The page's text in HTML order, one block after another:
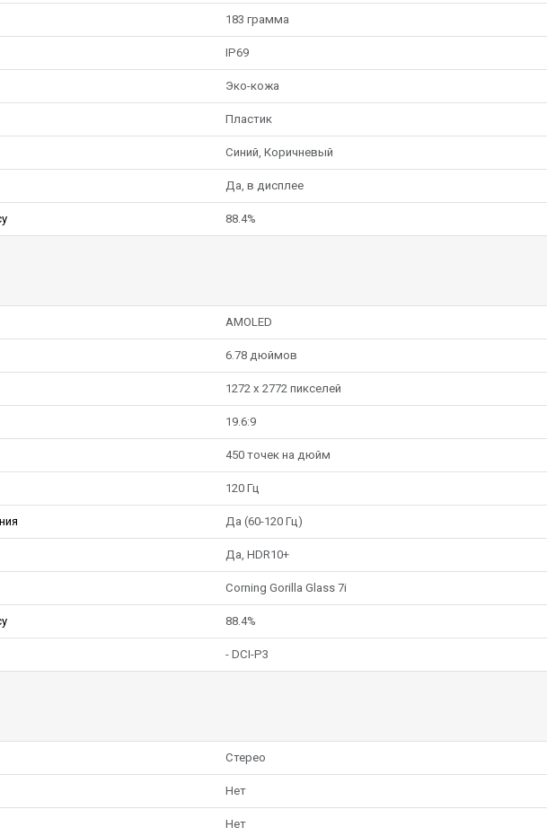
183 грамма
IP69
Эко-кожа
Пластик
Синий, Коричневый
Да, в дисплее
88.4%
AMOLED
6.78 дюймов
1272 x 2772 пикселей
19.6:9
450 точек на дюйм
120 Гц
Да (60-120 Гц)
Да, HDR10+
Corning Gorilla Glass 7i
88.4%
- DCI-P3
Стерео
Нет
Нет